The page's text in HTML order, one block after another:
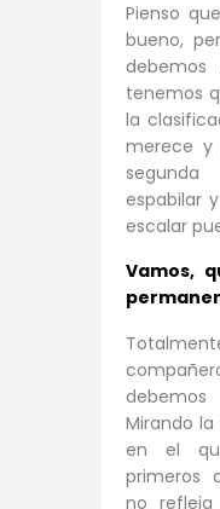
Pienso
bueno,
debemos
tenemos
la
merece y
espabilar
escalar
Vamos,
Mirando
en el
primeros
no